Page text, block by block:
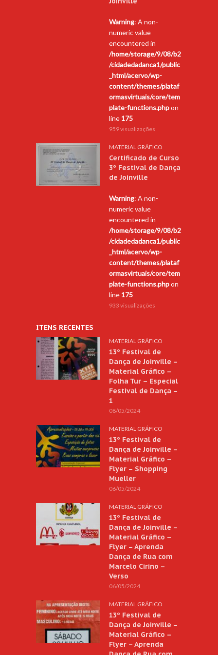
Warning: A non-
numeric value
encountered in
/home/storage/9/08/b2
/cidadedadanca1/public
_html/acervo/wp-
content/themes/plataf
ormasvirtuais/core/tem
plate-functions.phpon
line 175
959 visualizações
MATERIAL GRÁFICO
Certificado de Curso
3º Festival de Dança
de Joinville
Warning: A non-
numeric value
encountered in
/home/storage/9/08/b2
/cidadedadanca1/public
_html/acervo/wp-
content/themes/plataf
ormasvirtuais/core/tem
plate-functions.phpon
line 175
933 visualizações
ITENS RECENTES
MATERIAL GRÁFICO
13º Festival de
Dança de Joinville –
Material Gráfico –
Folha Tur – Especial
Festival de Dança –
1
08/05/2024
MATERIAL GRÁFICO
13º Festival de
Dança de Joinville –
Material Gráfico –
Flyer – Shopping
Mueller
06/05/2024
MATERIAL GRÁFICO
13º Festival de
Dança de Joinville –
Material Gráfico –
Flyer – Aprenda
Dança de Rua com
Marcelo Cirino –
Verso
06/05/2024
MATERIAL GRÁFICO
13º Festival de
Dança de Joinville –
Material Gráfico –
Flyer – Aprenda